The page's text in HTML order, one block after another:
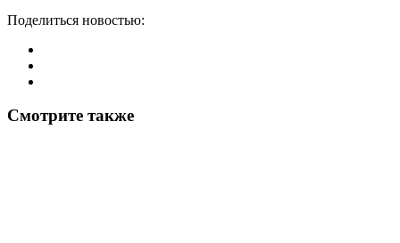
Поделиться новостью:
Смотрите также